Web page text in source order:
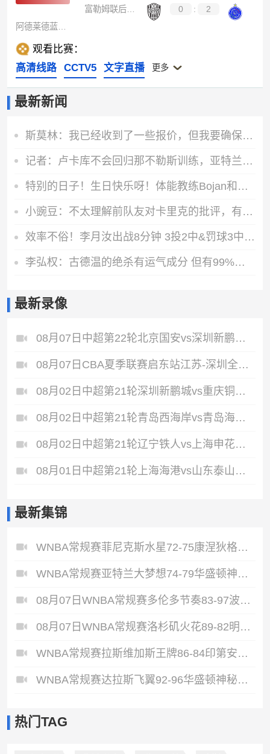
富勒姆联后备队 0 :
2
观看比赛：
高清线路
CCTV5 文字直播 更多
最新新闻
斯莫林：我已经收到了一些报价，但我要确保加盟一个合适的项目
记者：卢卡库不会回归那不勒斯训练，亚特兰大、费内巴切有意
特别的日子！生日快乐呀！体能教练Bojan和球员唐才育！
小豌豆：不太理解前队友对卡里克的批评，有些成带个人情绪的攻击
效率不俗！李月汝出战8分钟 3投2中&罚球3中3贡献7分3篮板
李弘权：古德温的绝杀有运气成分 但有99%是因我们的努力拼到最后
最新录像
08月07日中超第22轮北京国安vs深圳新鹏城全场录像
08月07日CBA夏季联赛启东站江苏-深圳全场录像
08月02日中超第21轮深圳新鹏城vs重庆铜梁龙全场录像
08月02日中超第21轮青岛西海岸vs青岛海牛全场录像
08月02日中超第21轮辽宁铁人vs上海申花全场录像
08月01日中超第21轮上海海港vs山东泰山全场录像
最新集锦
WNBA常规赛菲尼克斯水星72-75康涅狄格太阳全场集锦
WNBA常规赛亚特兰大梦想74-79华盛顿神秘人全场集锦
08月07日WNBA常规赛多伦多节奏83-97波特兰火焰集锦
08月07日WNBA常规赛洛杉矶火花89-82明尼苏达山猫全场集锦
WNBA常规赛拉斯维加斯王牌86-84印第安纳狂热全场集锦
WNBA常规赛达拉斯飞翼92-96华盛顿神秘人全场集锦
热门TAG